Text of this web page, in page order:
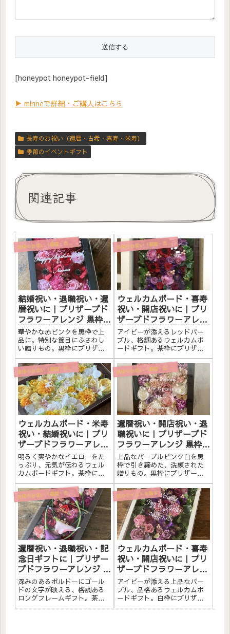
[honeypot honeypot-field]
▶ minneで詳細・ご購入はこちら
長寿のお祝い（還暦・古希・喜寿・米寿）
季節のイベントギフト
関連記事
長寿のお祝い（還暦・古希・喜寿・米寿）
結婚祝い・退職祝い・還
暦祝いに｜プリザーブド
フラワーアレンジ 黒枠
〈赤ピンク〉文字入れ
華やかな赤ピンクを黒枠で上
品に。特別な節目にふさわし
い贈りもの。黒枠にプリザー
ブドフラワーと造花をたっぷ
りアレンジしました。アクリ
ルプレートへのメッセージ入
れ無料。自立するので壁かけ
でも置き型でも飾れます。こ
んな方へ結婚祝い・結婚記念
日のお...
長寿のお祝い（還暦・古希・喜寿・米寿）
ウェルカムボード・喜寿
祝い・開店祝いに｜プリ
ザーブドフラワーアレン
ジ 茶枠〈レッドパープ
ル〉文字入れ
アイビーが添えるレッドパー
プル、格調あるウェルカムボ
ードギフト。茶枠にプリザー
ブドフラワーと造花をたっぷ
りアレンジしました。アクリ
ルプレートへのメッセージ入
れ無料。自立するので壁かけ
でも置き型でも飾れます。こ
んな方へウェルカムボードと
して喜...
長寿のお祝い（還暦・古希・喜寿・米寿）
ウェルカムボード・米寿
祝い・結婚祝いに｜プリ
ザーブドフラワーアレン
ジ 茶枠〈イエロー〉文字
入れ
明るく爽やかなイエローをた
っぷり、元気が伝わるウェル
カムボードギフト。茶枠にプ
リザーブドフラワーと造花を
たっぷりアレンジしました。
アクリルプレートへのメッセ
ージ入れ無料。自立するので
壁かけでも置き型でも飾れま
す。こんな方へウェルカムボ
ードと...
長寿のお祝い（還暦・古希・喜寿・米寿）
還暦祝い・開店祝い・退
職祝いに｜プリザーブド
フラワーアレンジ 黒枠
〈パープルピンク白〉文
字入れ
上品なパープルピンク白を黒
枠で引き締めた、洗練された
贈りもの。黒枠にプリザーブ
ドフラワーと造花をたっぷり
アレンジしました。アクリル
プレートへのメッセージ入れ
無料。自立するので壁かけで
も置き型でも飾れます。こん
な方へ還暦祝い（60歳）のプ
レゼ...
長寿のお祝い（還暦・古希・喜寿・米寿）
還暦祝い・退職祝い・記
念日ギフトに｜プリザー
ブドフラワーアレンジ 茶
枠ロング〈ボルドー〉ゴ
ールド文字入れ
深みのあるボルドーにゴール
ドの文字が映える、格調ある
ロングフレームギフト。茶枠
にプリザーブドフラワーと造
和のテイストを贈る
ウェルカムボード・喜寿
祝い・開店祝いに｜プリ
ザーブドフラワーアレン
ジ 白枠 アイビー〈パー
プル〉文字入れ
アイビーが添える上品なパー
プル、品格あるウェルカムボ
ードギフト。白枠にプリザー
ブドフラワーと造花をたっぷ